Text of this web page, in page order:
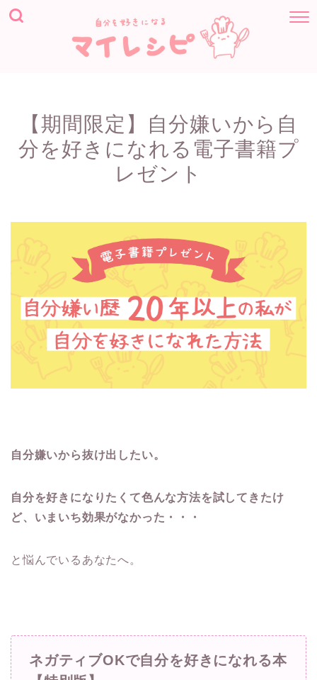
【期間限定】自分嫌いから自
分を好きになれる電子書籍プ
レゼント
自分嫌いから抜け出したい。
自分を好きになりたくて色んな方法を試してきたけ
ど、いまいち効果がなかった・・・
と悩んでいるあなたへ。
ネガティブOKで自分を好きになれる本